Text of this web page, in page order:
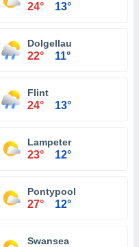
24° 13°
Dolgellau
22° 11°
Flint
24° 13°
Lampeter
23° 12°
Pontypool
27° 12°
Swansea